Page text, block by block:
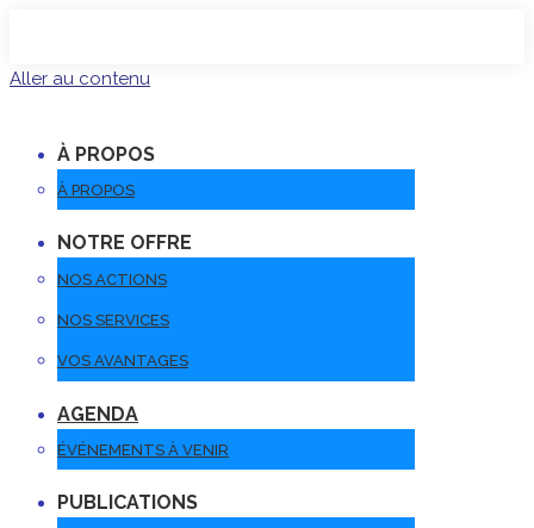
Aller au contenu
À PROPOS
À PROPOS
NOTRE OFFRE
NOS ACTIONS
NOS SERVICES
VOS AVANTAGES
AGENDA
ÉVÉNEMENTS À VENIR
PUBLICATIONS